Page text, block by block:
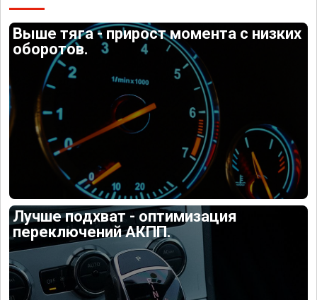
Выше тяга - прирост момента с низких
оборотов.
Лучше подхват - оптимизация
переключений АКПП.